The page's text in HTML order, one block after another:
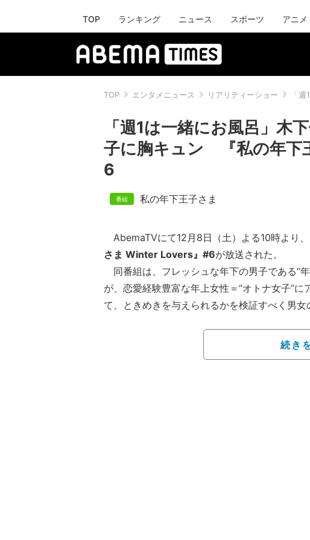
TOP ランキング ニュース スポーツ アニメ
TOP エンタメニュース リアリティーショー 「
「週1は一緒にお風呂」木
子に胸キュン 『私の年下
6
私の年下王子さま
AbemaTVにて12月8日（土）よる10時より、
さま Winter Lovers』#6が放送された。
同番組は、フレッシュな年下の男子である“
が、恋愛経験豊富な年上女性＝“オトナ女子”に
て、ときめきを与えられるかを検証すべく男女
でタレントの木下優樹菜。ゲストには、歌手の
女混合ダンス&ヴォーカルグループ「lol」のメ
続き